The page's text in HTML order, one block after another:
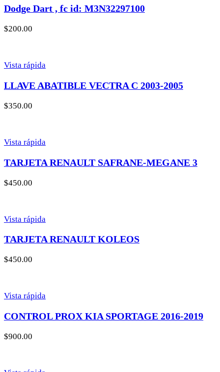
Dodge Dart , fc id: M3N32297100
$200.00
Vista rápida
LLAVE ABATIBLE VECTRA C 2003-2005
$350.00
Vista rápida
TARJETA RENAULT SAFRANE-MEGANE 3
$450.00
Vista rápida
TARJETA RENAULT KOLEOS
$450.00
Vista rápida
CONTROL PROX KIA SPORTAGE 2016-2019
$900.00